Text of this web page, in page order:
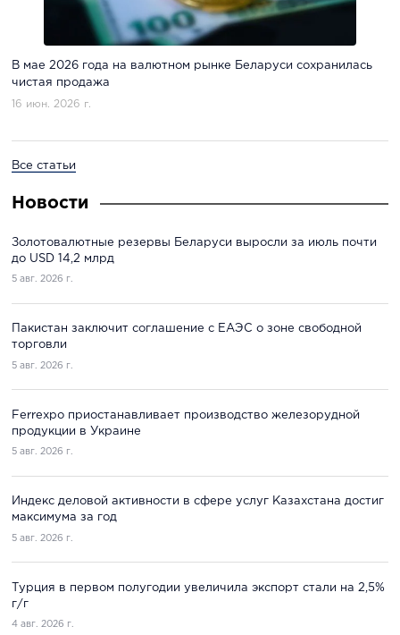
В мае 2026 года на валютном рынке Беларуси сохранилась
чистая продажа
16 июн. 2026 г.
Все статьи
Новости
Золотовалютные резервы Беларуси выросли за июль почти
до USD 14,2 млрд
5 авг. 2026 г.
Пакистан заключит соглашение с ЕАЭС о зоне свободной
торговли
5 авг. 2026 г.
Ferrexpo приостанавливает производство железорудной
продукции в Украине
5 авг. 2026 г.
Индекс деловой активности в сфере услуг Казахстана достиг
максимума за год
5 авг. 2026 г.
Турция в первом полугодии увеличила экспорт стали на 2,5%
г/г
4 авг. 2026 г.